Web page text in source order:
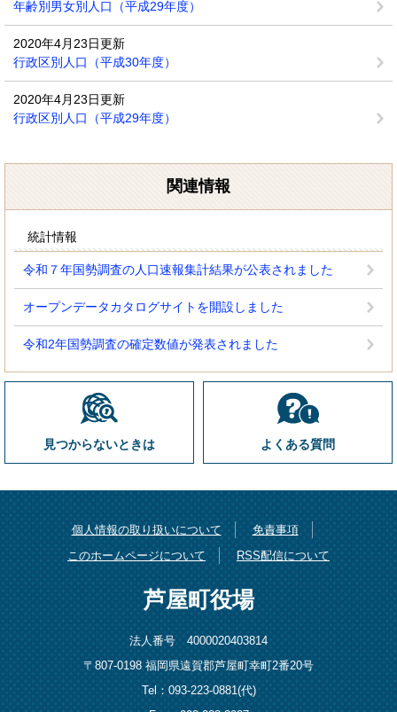
年齢別男女別人口（平成29年度）
2020年4月23日更新
行政区別人口（平成30年度）
2020年4月23日更新
行政区別人口（平成29年度）
関連情報
統計情報
令和７年国勢調査の人口速報集計結果が公表されました
オープンデータカタログサイトを開設しました
令和2年国勢調査の確定数値が発表されました
見つからないときは よくある質問
個人情報の取り扱いについて
免責事項
このホームページについて
RSS配信について
芦屋町役場
法人番号 4000020403814
〒807-0198 福岡県遠賀郡芦屋町幸町2番20号
Tel：093-223-0881(代)